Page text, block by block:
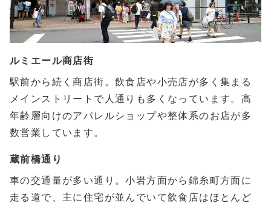
ルミエール商店街
駅前から続く商店街。飲食店や小売店が多く集まる
メインストリートで人通りも多くなっています。高
年齢層向けのアパレルショップや整体系のお店が多
数営業しています。
蔵前橋通り
車の交通量が多い通り。小岩方面から錦糸町方面に
走る道で、主に住宅が並んでいて飲食店はほとんど